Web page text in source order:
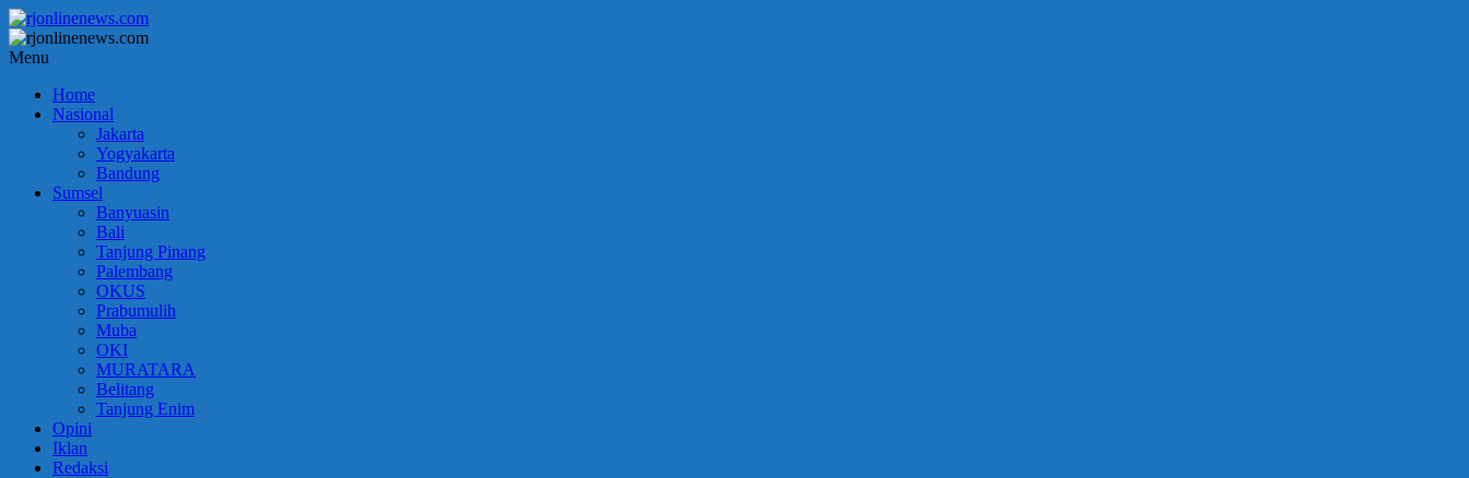
Lompat
ke
konten
rjonlinenews.com
Faktual
Berimbang
Terpercaya
Menu
Home
Nasional
Jakarta
Yogyakarta
Bandung
Sumsel
Banyuasin
Bali
Tanjung Pinang
Palembang
OKUS
Prabumulih
Muba
OKI
MURATARA
Belitang
Tanjung Enim
Opini
Iklan
Redaksi